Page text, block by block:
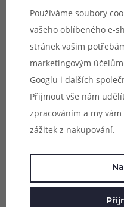
série nabídne originální
cukrovinek
vaperů ze společnosti
výrazné a do nebes
opravdový ráj na zemi.
vape, které budete moci
nutnosti zrání. Všechny
přísnými výstupními
zachování autentické a
jsou dodávány ve velké
které se nachází příchuť
Používáme soubory
vašeho oblíbeného e-
stránek vašim
marketingovým
Googlu i dalších
Přijmout vše nám
zpracováním a my
zážitek z nakupování.